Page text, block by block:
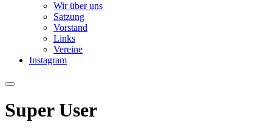
Wir über uns
Satzung
Vorstand
Links
Vereine
Instagram
Super User